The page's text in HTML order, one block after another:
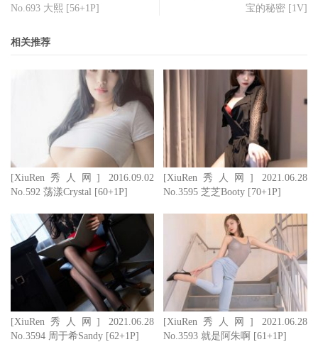
No.693 大熙 [56+1P]
宝的秘密 [1V]
相关推荐
[XiuRen秀人网] 2016.09.02
No.592 荡漾Crystal [60+1P]
[XiuRen秀人网] 2021.06.28
No.3595 芝芝Booty [70+1P]
[XiuRen秀人网] 2021.06.28
No.3594 周于希Sandy [62+1P]
[XiuRen秀人网] 2021.06.28
No.3593 就是阿朱啊 [61+1P]